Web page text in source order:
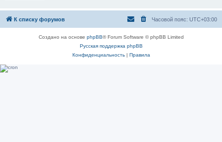
К списку форумов Часовой пояс: UTC+03:00
Создано на основе phpBB® Forum Software © phpBB Limited
Русская поддержка phpBB
Конфиденциальность| Правила